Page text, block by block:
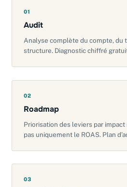
01
Audit
Analyse complète du compte, du
structure. Diagnostic chiffré
02
Roadmap
Priorisation des leviers par
pas uniquement le ROAS. Plan
03